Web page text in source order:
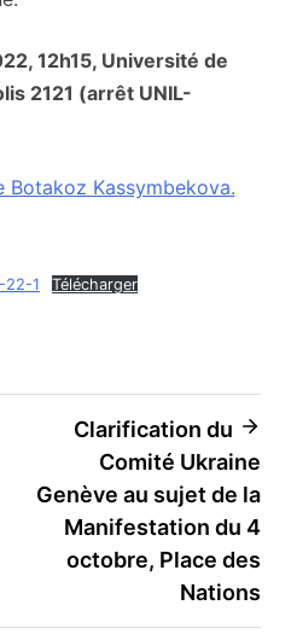
12h15, Université de
2121 (arrêt UNIL-
Botakoz Kassymbekova.
22-1 Télécharger
Clarification du
Comité Ukraine
Genève au sujet de la
Manifestation du 4
octobre, Place des
Nations